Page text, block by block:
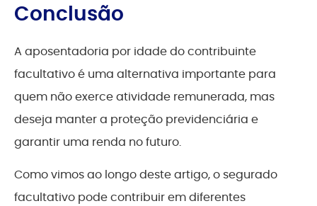
Conclusão
A aposentadoria por idade do contribuinte
facultativo é uma alternativa importante para
quem não exerce atividade remunerada, mas
deseja manter a proteção previdenciária e
garantir uma renda no futuro.
Como vimos ao longo deste artigo, o segurado
facultativo pode contribuir em diferentes